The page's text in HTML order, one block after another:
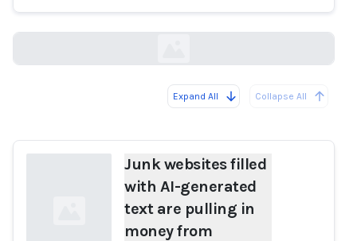
Expand All Collapse All
Junk websites filled
with AI-generated
text are pulling in
money from